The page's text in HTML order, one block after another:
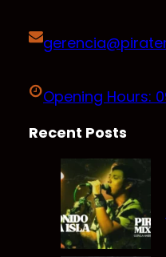
Opening Hours:
Recent Posts